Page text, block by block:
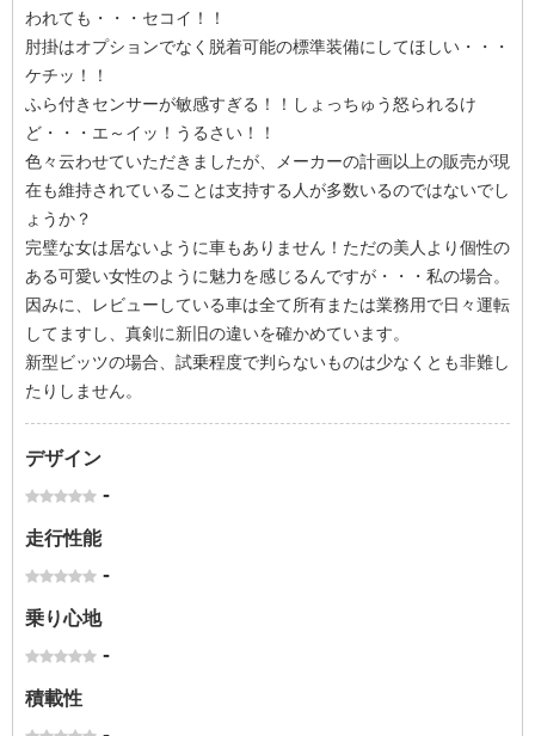
われても・・・セコイ！！
肘掛はオプションでなく脱着可能の標準装備にしてほしい・・・
ケチッ！！
ふら付きセンサーが敏感すぎる！！しょっちゅう怒られるけ
ど・・・エ～イッ！うるさい！！
色々云わせていただきましたが、メーカーの計画以上の販売が現
在も維持されていることは支持する人が多数いるのではないでし
ょうか？
完璧な女は居ないように車もありません！ただの美人より個性の
ある可愛い女性のように魅力を感じるんですが・・・私の場合。
因みに、レビューしている車は全て所有または業務用で日々運転
してますし、真剣に新旧の違いを確かめています。
新型ビッツの場合、試乗程度で判らないものは少なくとも非難し
たりしません。
デザイン
-
走行性能
-
乗り心地
-
積載性